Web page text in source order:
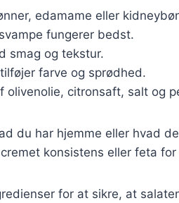
edamame eller
fungerer bedst.
smag og tekstur.
farve og sprødhed.
olivenolie, citronsaft, salt og
du har hjemme eller hvad
konsistens eller feta
for at sikre, at